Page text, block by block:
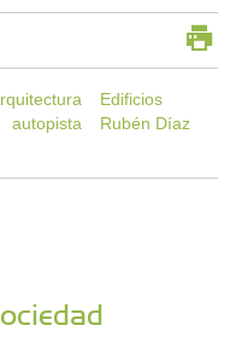
Edificios
autopista
Rubén Díaz